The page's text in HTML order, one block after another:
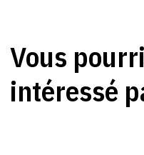
Vous
intéressé